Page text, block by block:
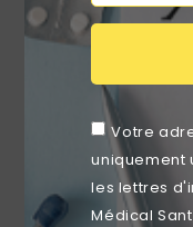
Votre
uniquement
les lettres
Médical
Compresses
7.5x7.5cm